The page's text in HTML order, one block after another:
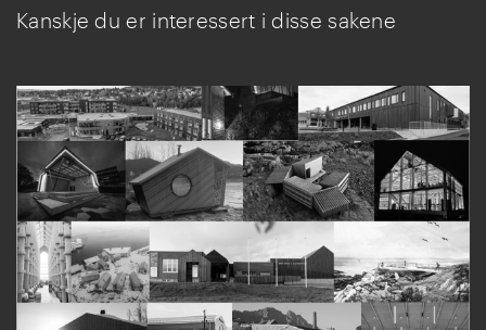
Kanskje du er interessert i disse sakene